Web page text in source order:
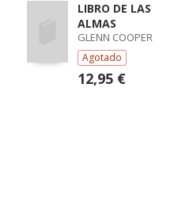
LIBRO DE LAS
ALMAS
GLENN COOPER
Agotado
12,95 €